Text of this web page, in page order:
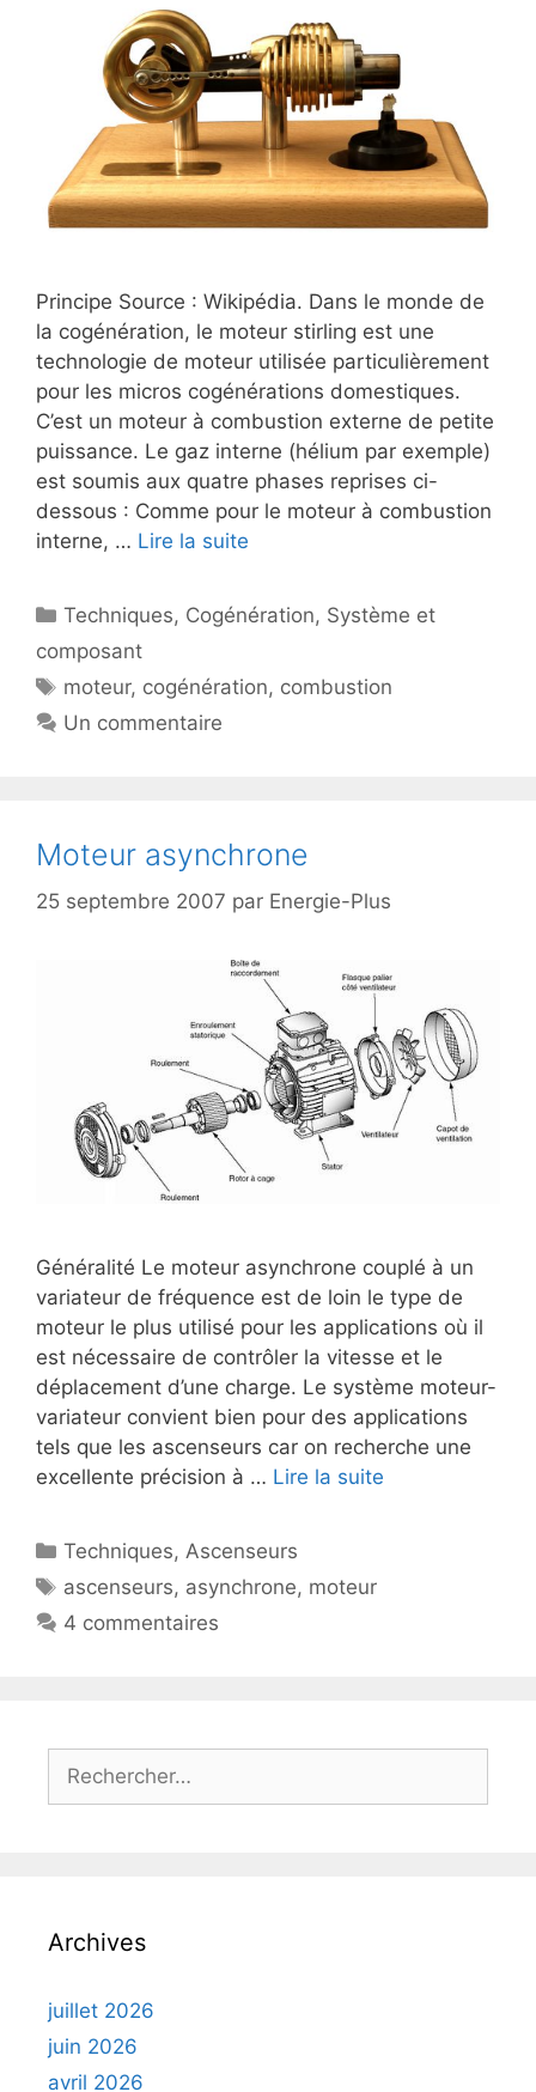
Principe Source : Wikipédia. Dans le monde de
la cogénération, le moteur stirling est une
technologie de moteur utilisée particulièrement
pour les micros cogénérations domestiques.
C’est un moteur à combustion externe de petite
puissance. Le gaz interne (hélium par exemple)
est soumis aux quatre phases reprises ci-
dessous : Comme pour le moteur à combustion
interne, … Lire la suite
Catégories
Techniques, Cogénération, Système et
composant
Étiquettes
moteur, cogénération, combustion
Un commentaire
Moteur asynchrone
25 septembre 2007 par Energie-Plus
Généralité Le moteur asynchrone couplé à un
variateur de fréquence est de loin le type de
moteur le plus utilisé pour les applications où il
est nécessaire de contrôler la vitesse et le
déplacement d’une charge. Le système moteur-
variateur convient bien pour des applications
tels que les ascenseurs car on recherche une
excellente précision à … Lire la suite
Catégories
Techniques,Ascenseurs
Étiquettes
ascenseurs, asynchrone, moteur
4 commentaires
Rechercher :
Archives
juillet 2026
juin 2026
avril 2026